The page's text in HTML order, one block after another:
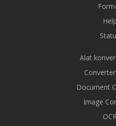
Help
Alat
Document
Image